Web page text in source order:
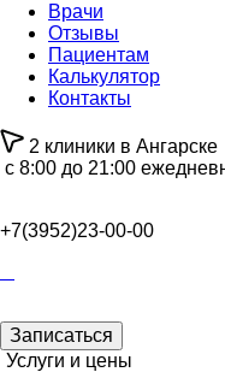
Врачи
Отзывы
Пациентам
Калькулятор
Контакты
2 клиники в Ангарске
с 8:00 до 21:00
+7(3952)23-00-00
Записаться
Услуги и цены